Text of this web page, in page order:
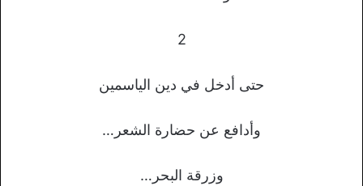
2
حتى أدخل في دين الياسمين
وأدافع عن حضارة الشعر…
وزرقة البحر…